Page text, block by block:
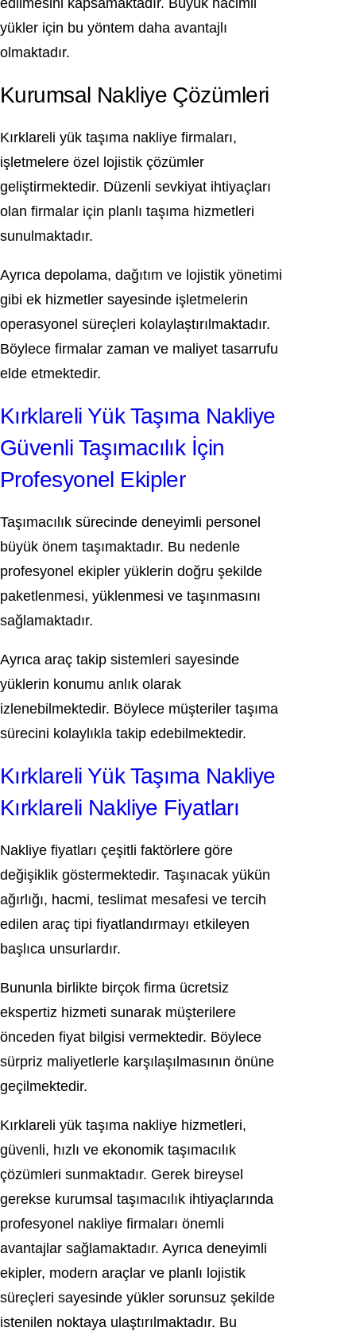
edilmesini kapsamaktadır. Büyük hacimli
yükler için bu yöntem daha avantajlı
olmaktadır.
Kurumsal Nakliye Çözümleri
Kırklareli yük taşıma nakliye firmaları,
işletmelere özel lojistik çözümler
geliştirmektedir. Düzenli sevkiyat ihtiyaçları
olan firmalar için planlı taşıma hizmetleri
sunulmaktadır.
Ayrıca depolama, dağıtım ve lojistik yönetimi
gibi ek hizmetler sayesinde işletmelerin
operasyonel süreçleri kolaylaştırılmaktadır.
Böylece firmalar zaman ve maliyet tasarrufu
elde etmektedir.
Kırklareli Yük Taşıma Nakliye
Güvenli Taşımacılık İçin
Profesyonel Ekipler
Taşımacılık sürecinde deneyimli personel
büyük önem taşımaktadır. Bu nedenle
profesyonel ekipler yüklerin doğru şekilde
paketlenmesi, yüklenmesi ve taşınmasını
sağlamaktadır.
Ayrıca araç takip sistemleri sayesinde
yüklerin konumu anlık olarak
izlenebilmektedir. Böylece müşteriler taşıma
sürecini kolaylıkla takip edebilmektedir.
Kırklareli Yük Taşıma Nakliye
Kırklareli Nakliye Fiyatları
Nakliye fiyatları çeşitli faktörlere göre
değişiklik göstermektedir. Taşınacak yükün
ağırlığı, hacmi, teslimat mesafesi ve tercih
edilen araç tipi fiyatlandırmayı etkileyen
başlıca unsurlardır.
Bununla birlikte birçok firma ücretsiz
ekspertiz hizmeti sunarak müşterilere
önceden fiyat bilgisi vermektedir. Böylece
sürpriz maliyetlerle karşılaşılmasının önüne
geçilmektedir.
Kırklareli yük taşıma nakliye hizmetleri,
güvenli, hızlı ve ekonomik taşımacılık
çözümleri sunmaktadır. Gerek bireysel
gerekse kurumsal taşımacılık ihtiyaçlarında
profesyonel nakliye firmaları önemli
avantajlar sağlamaktadır. Ayrıca deneyimli
ekipler, modern araçlar ve planlı lojistik
süreçleri sayesinde yükler sorunsuz şekilde
istenilen noktaya ulaştırılmaktadır. Bu